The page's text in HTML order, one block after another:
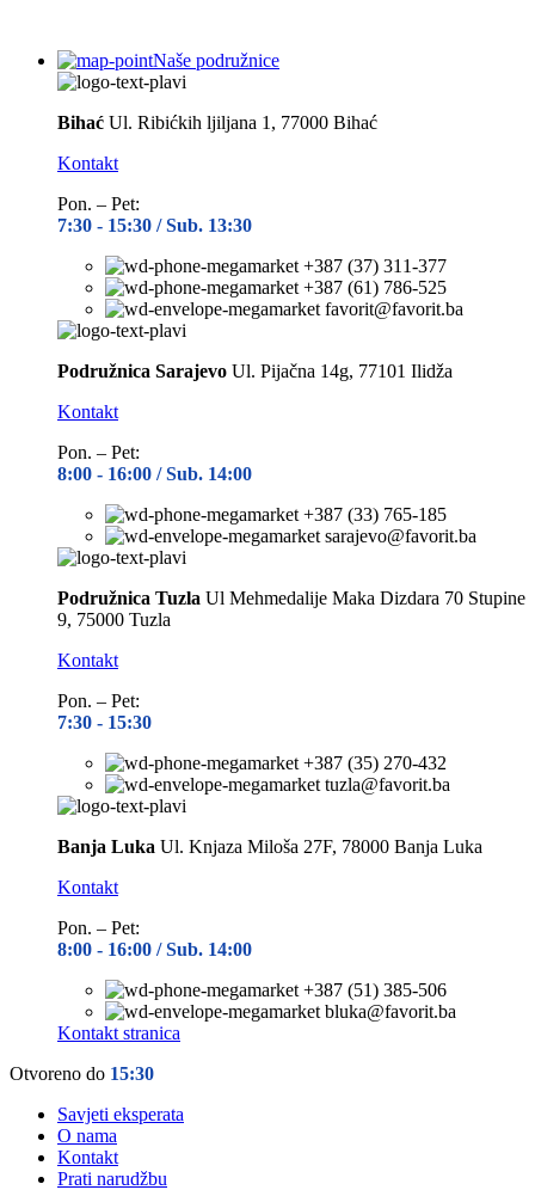
Naše podružnice
Bihać Ul. Ribićkih ljiljana 1, 77000 Bihać
Kontakt
Pon. – Pet:
7:30 - 15:30 / Sub. 13:30
+387 (37) 311-377
+387 (61) 786-525
favorit@favorit.ba
Podružnica Sarajevo Ul. Pijačna 14g, 77101 Ilidža
Kontakt
Pon. – Pet:
8:00 - 16:00 / Sub. 14:00
+387 (33) 765-185
sarajevo@favorit.ba
Podružnica Tuzla Ul Mehmedalije Maka Dizdara 70 Stupine
9, 75000 Tuzla
Kontakt
Pon. – Pet:
7:30 - 15:30
+387 (35) 270-432
tuzla@favorit.ba
Banja Luka Ul. Knjaza Miloša 27F, 78000 Banja Luka
Kontakt
Pon. – Pet:
8:00 - 16:00 / Sub. 14:00
+387 (51) 385-506
bluka@favorit.ba
Kontakt stranica
Otvoreno do 15:30
Savjeti eksperata
O nama
Kontakt
Prati narudžbu